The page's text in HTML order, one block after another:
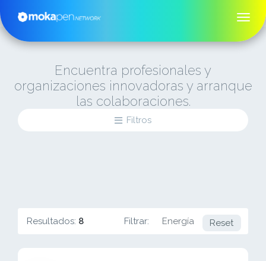
Encuentra profesionales y
organizaciones innovadoras y arranque
las colaboraciones.
Filtros
Resultados: 8 Filtrar: Energía Reset